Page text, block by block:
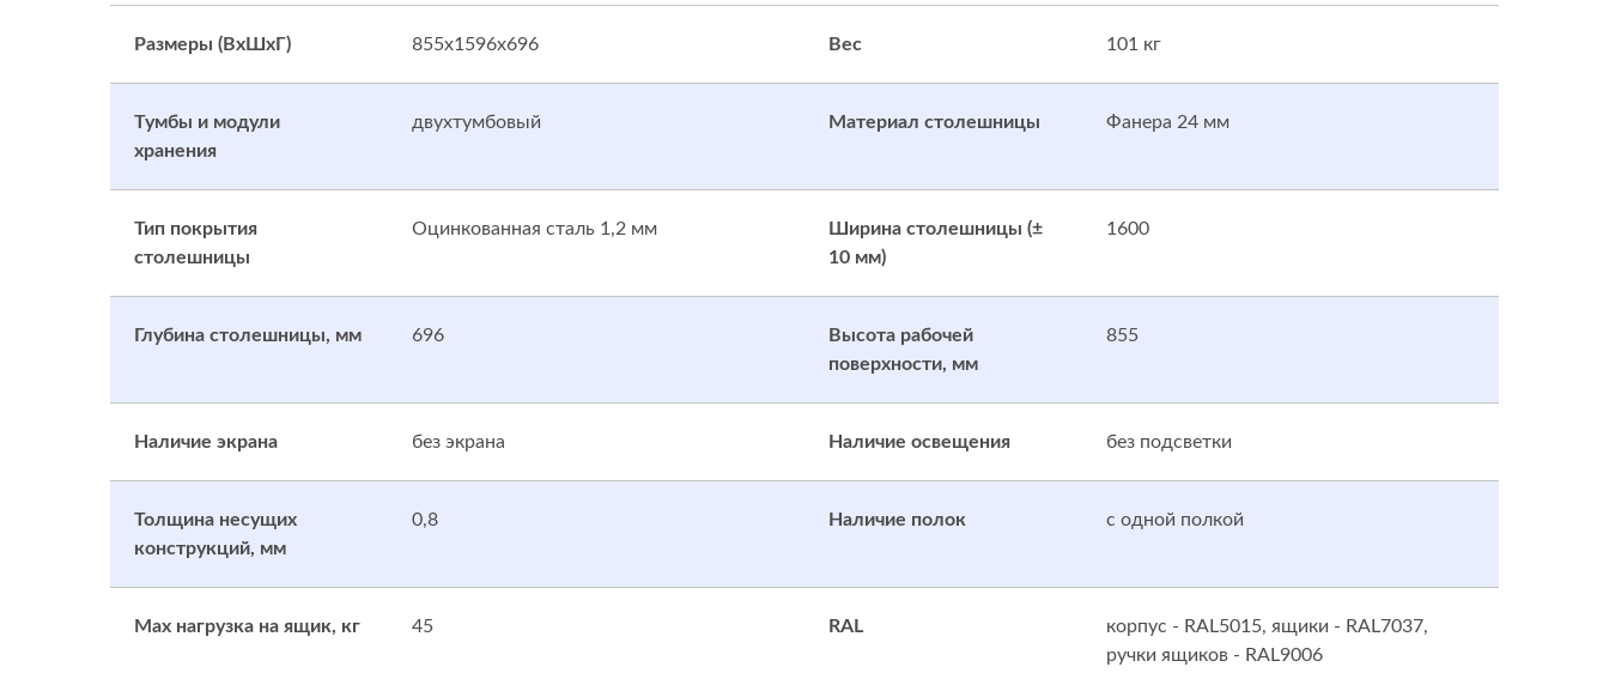
Размеры (ВхШхГ) 855x1596x696 Вес 101 кг
Тумбы и модули
хранения
двухтумбовый Материал столешницы Фанера 24 мм
Тип покрытия
столешницы
Оцинкованная сталь 1,2 мм
Ширина столешницы (±
10 мм)
1600
Глубина столешницы, мм 696
Высота рабочей
поверхности, мм
855
Наличие экрана без экрана Наличие освещения без подсветки
Толщина несущих
конструкций, мм
0,8 Наличие полок с одной полкой
Max нагрузка на ящик, кг 45 RAL
корпус - RAL5015, ящики - RAL7037,
ручки ящиков - RAL9006